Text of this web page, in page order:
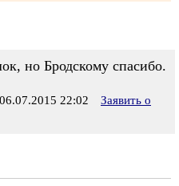
но Бродскому спасибо.
22:02
Заявить о